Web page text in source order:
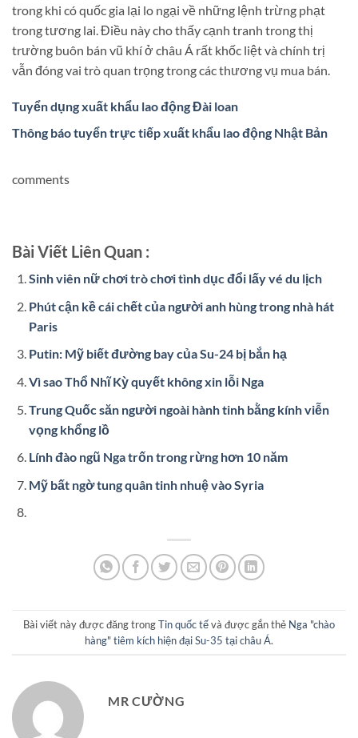
trong khi có quốc gia lại lo ngại về những lệnh trừng phạt
trong tương lai. Điều này cho thấy cạnh tranh trong thị
trường buôn bán vũ khí ở châu Á rất khốc liệt và chính trị
vẫn đóng vai trò quan trọng trong các thương vụ mua bán.
Tuyển dụng xuất khẩu lao động Đài loan
Thông báo tuyển trực tiếp xuất khẩu lao động Nhật Bản
comments
Bài Viết Liên Quan :
Sinh viên nữ chơi trò chơi tình dục đổi lấy vé du lịch
Phút cận kề cái chết của người anh hùng trong nhà hát
Paris
Putin: Mỹ biết đường bay của Su-24 bị bắn hạ
Vì sao Thổ Nhĩ Kỳ quyết không xin lỗi Nga
Trung Quốc săn người ngoài hành tinh bằng kính viễn
vọng khổng lồ
Lính đào ngũ Nga trốn trong rừng hơn 10 năm
Mỹ bất ngờ tung quân tinh nhuệ vào Syria
Bài viết này được đăng trongTin quốc tếvà được gắn thẻ Nga "chào
hàng" tiêm kích hiện đại Su-35 tại châu Á.
MR CƯỜNG